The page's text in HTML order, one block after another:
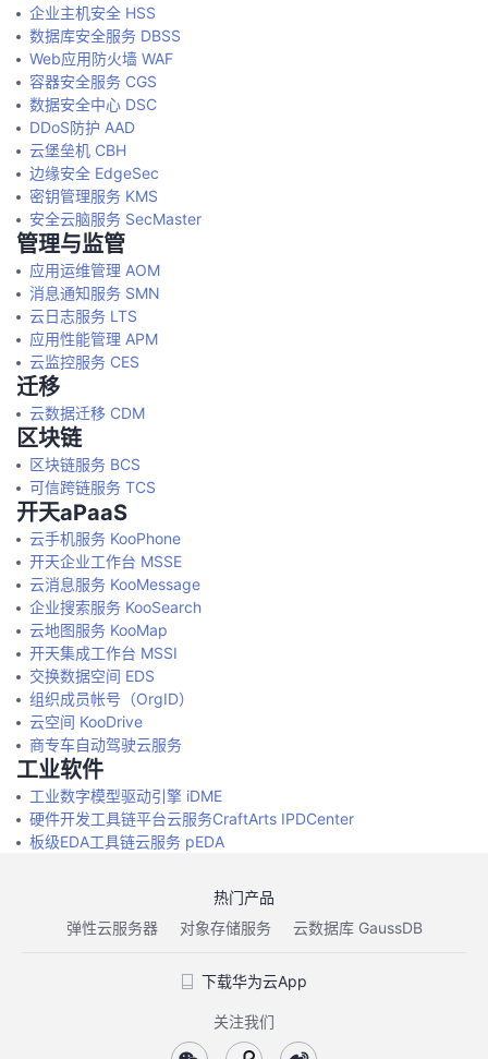
企业主机安全 HSS
数据库安全服务 DBSS
Web应用防火墙 WAF
容器安全服务 CGS
数据安全中心 DSC
DDoS防护 AAD
云堡垒机 CBH
边缘安全 EdgeSec
密钥管理服务 KMS
安全云脑服务 SecMaster
管理与监管
应用运维管理 AOM
消息通知服务 SMN
云日志服务 LTS
应用性能管理 APM
云监控服务 CES
迁移
云数据迁移 CDM
区块链
区块链服务 BCS
可信跨链服务 TCS
开天aPaaS
云手机服务 KooPhone
开天企业工作台 MSSE
云消息服务 KooMessage
企业搜索服务 KooSearch
云地图服务 KooMap
开天集成工作台 MSSI
交换数据空间 EDS
组织成员帐号（OrgID）
云空间 KooDrive
商专车自动驾驶云服务
工业软件
工业数字模型驱动引擎 iDME
硬件开发工具链平台云服务CraftArts IPDCenter
板级EDA工具链云服务 pEDA
热门产品
弹性云服务器
对象存储服务 云数据库 GaussDB
下载华为云App
关注我们